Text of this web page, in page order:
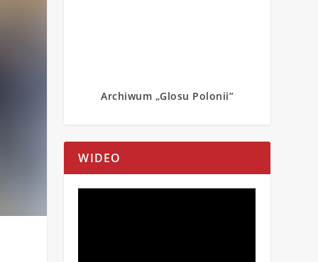
Archiwum „Glosu Polonii”
WIDEO